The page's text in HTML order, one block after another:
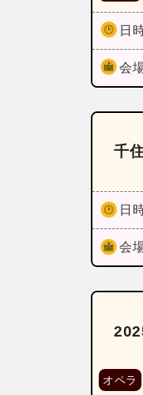
日
会
千
日
会
オペラ